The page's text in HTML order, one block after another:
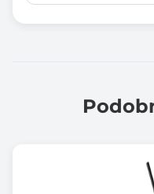
Waga (g)
WiFi 6/6E (IEEE ®
- 2.4GHz AX: 2x2 (Tx/
- New 6GHz AX: 2x2